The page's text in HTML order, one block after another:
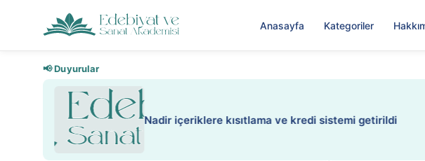
Anasayfa Kategoriler
📢 Duyurular
Nadir içeriklere kısıtlama ve kredi sistemi getirildi
▶